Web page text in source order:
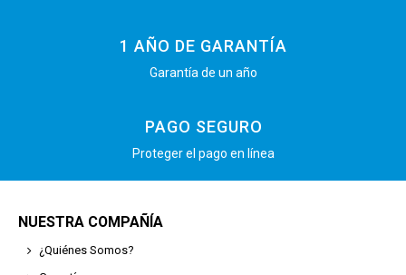
1 AÑO DE GARANTÍA
Garantía de un año
PAGO SEGURO
Proteger el pago en línea
NUESTRA COMPAÑÍA
¿Quiénes Somos?